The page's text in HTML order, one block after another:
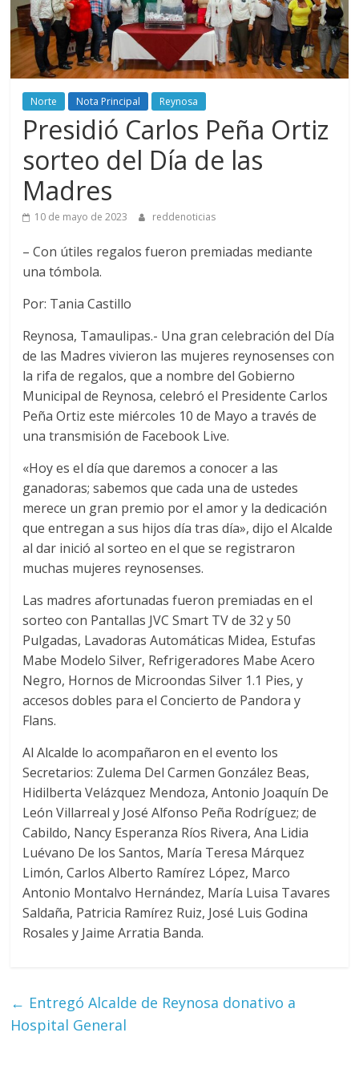
Norte Nota Principal Reynosa
Presidió Carlos Peña Ortiz
sorteo del Día de las
Madres
10 de mayo de 2023 reddenoticias
– Con útiles regalos fueron premiadas mediante
una tómbola.
Por: Tania Castillo
Reynosa, Tamaulipas.- Una gran celebración del Día
de las Madres vivieron las mujeres reynosenses con
la rifa de regalos, que a nombre del Gobierno
Municipal de Reynosa, celebró el Presidente Carlos
Peña Ortiz este miércoles 10 de Mayo a través de
una transmisión de Facebook Live.
«Hoy es el día que daremos a conocer a las
ganadoras; sabemos que cada una de ustedes
merece un gran premio por el amor y la dedicación
que entregan a sus hijos día tras día», dijo el Alcalde
al dar inició al sorteo en el que se registraron
muchas mujeres reynosenses.
Las madres afortunadas fueron premiadas en el
sorteo con Pantallas JVC Smart TV de 32 y 50
Pulgadas, Lavadoras Automáticas Midea, Estufas
Mabe Modelo Silver, Refrigeradores Mabe Acero
Negro, Hornos de Microondas Silver 1.1 Pies, y
accesos dobles para el Concierto de Pandora y
Flans.
Al Alcalde lo acompañaron en el evento los
Secretarios: Zulema Del Carmen González Beas,
Hidilberta Velázquez Mendoza, Antonio Joaquín De
León Villarreal y José Alfonso Peña Rodríguez; de
Cabildo, Nancy Esperanza Ríos Rivera, Ana Lidia
Luévano De los Santos, María Teresa Márquez
Limón, Carlos Alberto Ramírez López, Marco
Antonio Montalvo Hernández, María Luisa Tavares
Saldaña, Patricia Ramírez Ruiz, José Luis Godina
Rosales y Jaime Arratia Banda.
← Entregó Alcalde de Reynosa donativo a
Hospital General